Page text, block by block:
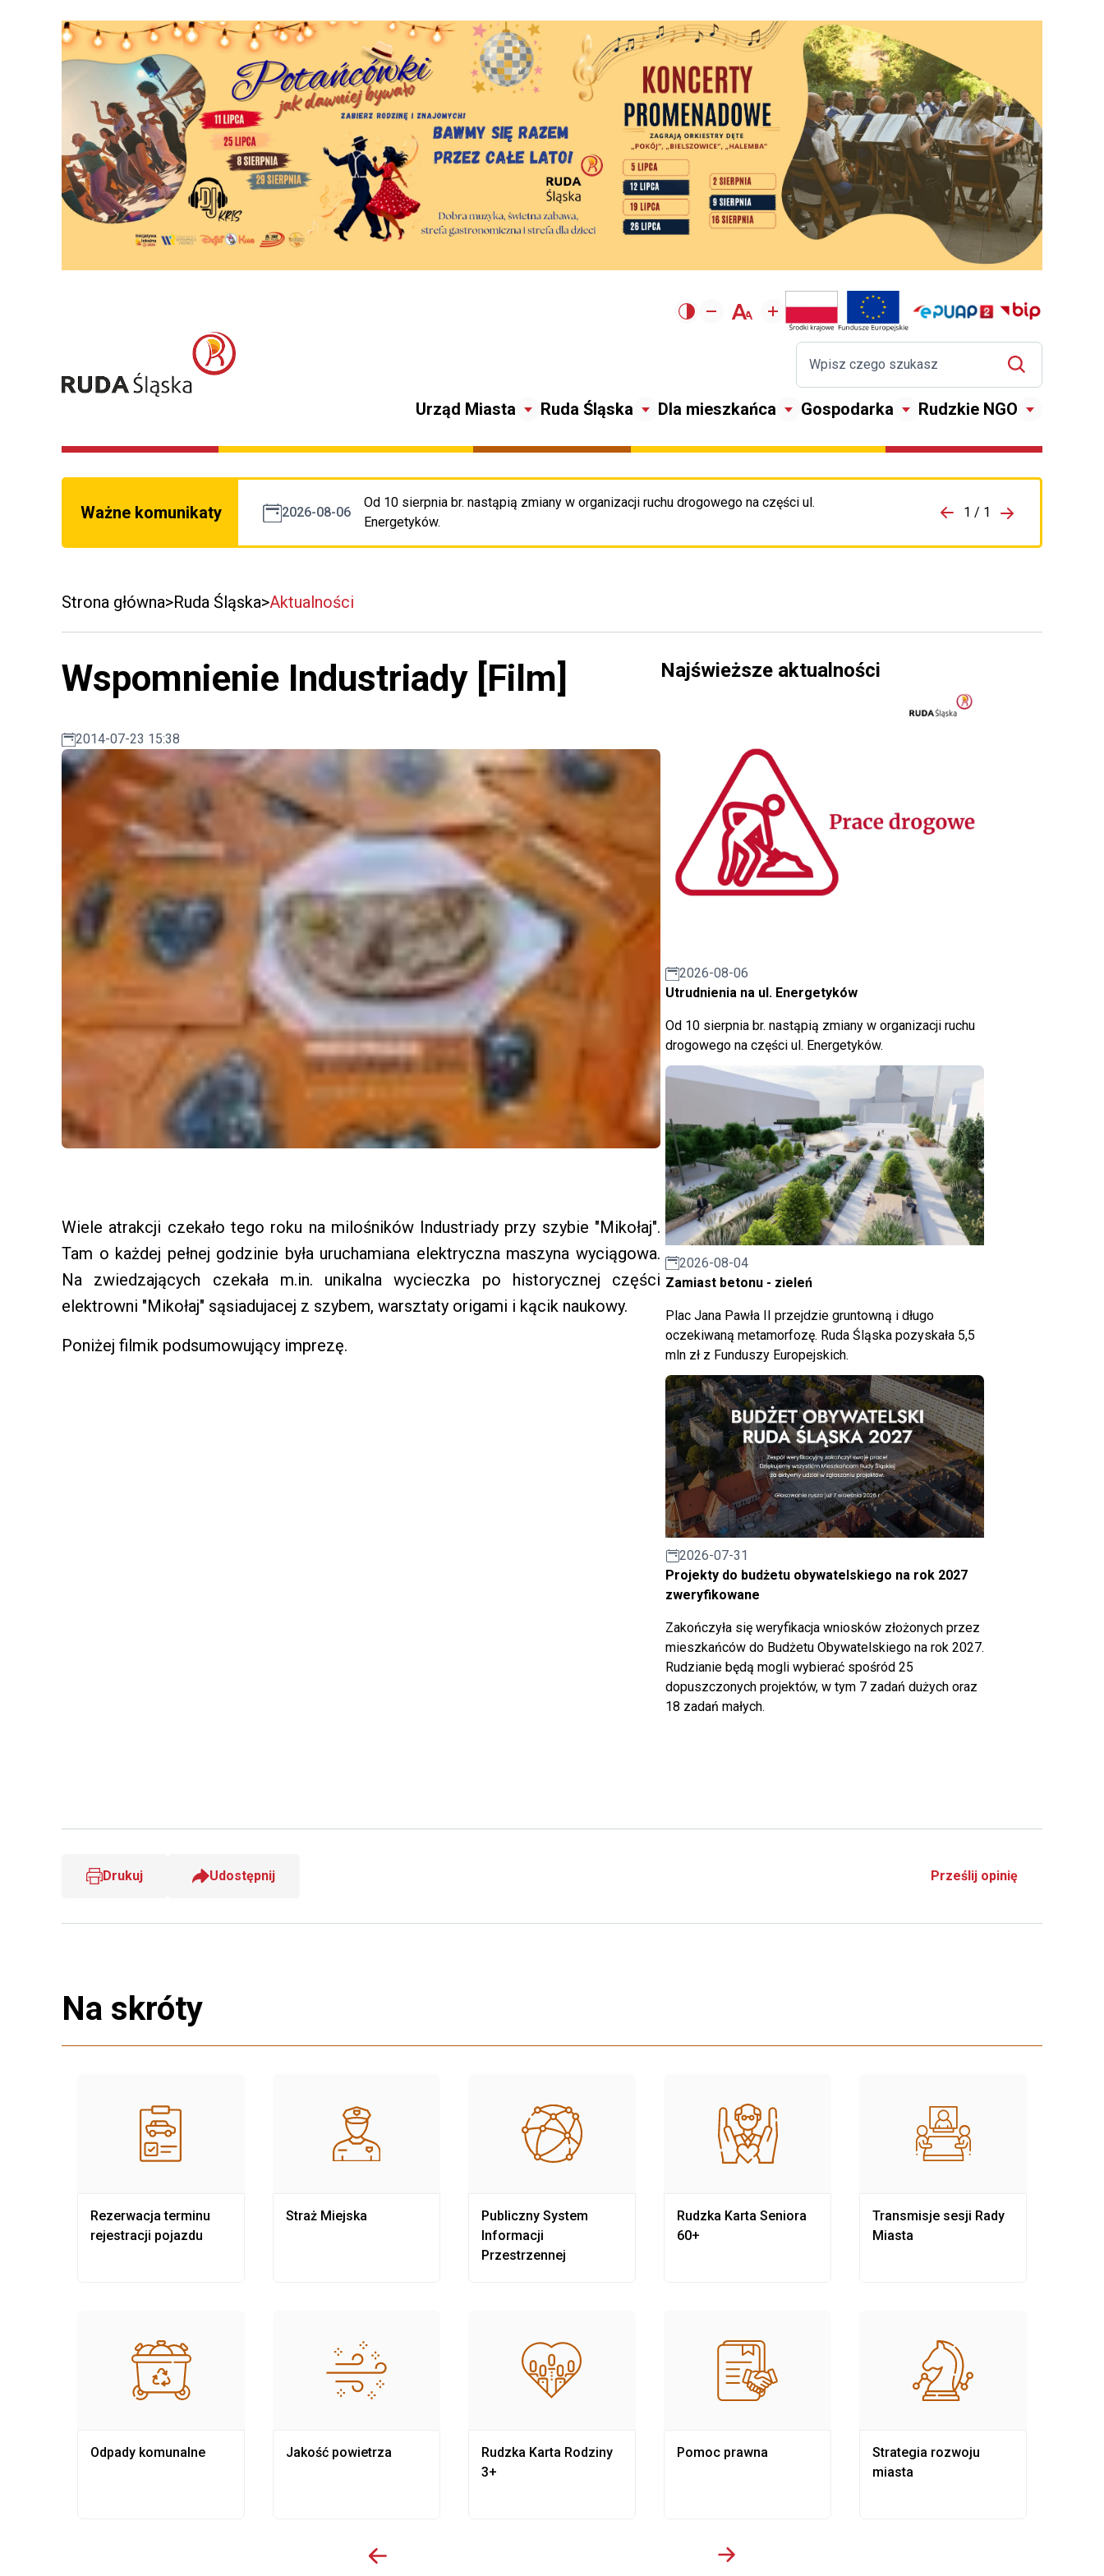
Urząd Miasta Ruda Śląska Dla mieszkańca Gospodarka Rudzkie NGO
Ważne komunikaty 2026-08-06
Od 10 sierpnia br. nastąpią zmiany w organizacji ruchu drogowego na części ul.
Energetyków.
Przejdź do porzpedniego komunikatu 1 / 1
Przejdź do
Strona główna Ruda Śląska Aktualności
Wspomnienie Industriady [Film]
2014-07-23 15:38
Wiele atrakcji czekało tego roku na milośników Industriady przy szybie "Mikołaj".
Tam o każdej pełnej godzinie była uruchamiana elektryczna maszyna wyciągowa.
Na zwiedzających czekała m.in. unikalna wycieczka po historycznej części
elektrowni "Mikołaj" sąsiadujacej z szybem, warsztaty origami i kącik naukowy.
Poniżej filmik podsumowujący imprezę.
Najświeższe aktualności
2026-08-06
Utrudnienia na ul. Energetyków
Od 10 sierpnia br. nastąpią zmiany w organizacji ruchu
drogowego na części ul. Energetyków.
2026-08-04
Zamiast betonu - zieleń
Plac Jana Pawła II przejdzie gruntowną i długo
oczekiwaną metamorfozę. Ruda Śląska pozyskała 5,5
mln zł z Funduszy Europejskich.
2026-07-31
Projekty do budżetu obywatelskiego na rok 2027
zweryfikowane
Zakończyła się weryfikacja wniosków złożonych przez
mieszkańców do Budżetu Obywatelskiego na rok 2027.
Rudzianie będą mogli wybierać spośród 25
dopuszczonych projektów, w tym 7 zadań dużych oraz
18 zadań małych.
Drukuj Udostępnij Prześlij opinię
Na skróty
Rezerwacja terminu
rejestracji pojazdu
Odpady komunalne
Straż Miejska
Jakość powietrza
Publiczny System
Informacji
Przestrzennej
Rudzka Karta Rodziny
3+
Rudzka Karta Seniora
60+
Pomoc prawna
Transmisje sesji Rady
Miasta
Strategia rozwoju
miasta